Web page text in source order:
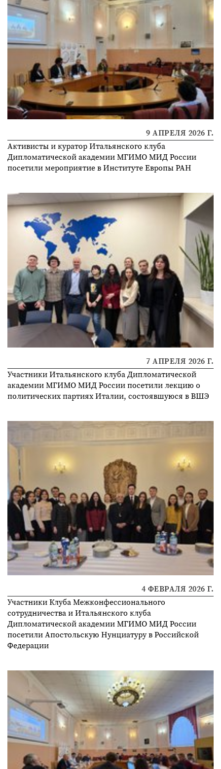
9 АПРЕЛЯ 2026 Г.
Активисты и куратор Итальянского клуба
Дипломатической академии МГИМО МИД России
посетили мероприятие в Институте Европы РАН
7 АПРЕЛЯ 2026 Г.
Участники Итальянского клуба Дипломатической
академии МГИМО МИД России посетили лекцию о
политических партиях Италии, состоявшуюся в ВШЭ
4 ФЕВРАЛЯ 2026 Г.
Участники Клуба Межконфессионального
сотрудничества и Итальянского клуба
Дипломатической академии МГИМО МИД России
посетили Апостольскую Нунциатуру в Российской
Федерации